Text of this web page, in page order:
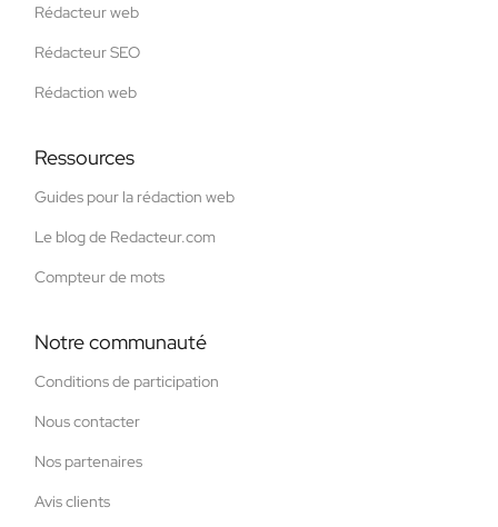
Rédacteur web
Rédacteur SEO
Rédaction web
Ressources
Guides pour la rédaction web
Le blog de Redacteur.com
Compteur de mots
Notre communauté
Conditions de participation
Nous contacter
Nos partenaires
Avis clients